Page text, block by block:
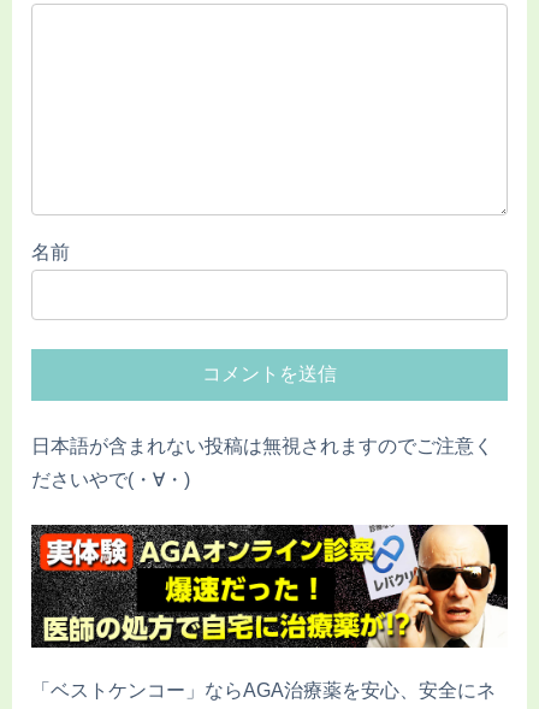
名前
日本語が含まれない投稿は無視されますのでご注意く
ださいやで(・∀・)
「ベストケンコー」ならAGA治療薬を安心、安全にネ